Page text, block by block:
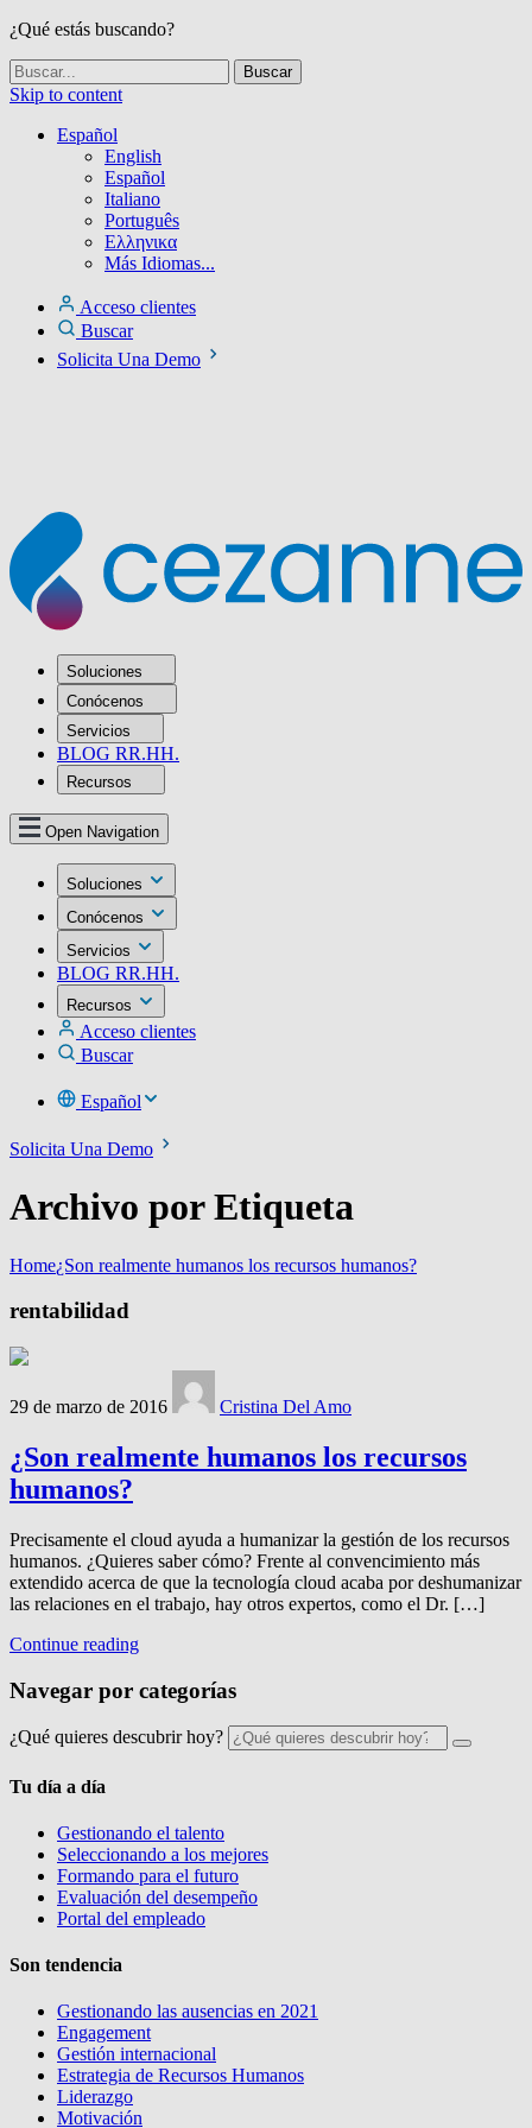
¿Qué estás buscando?
Skip to content
Español
English
Español
Italiano
Português
Ελληνικα
Más Idiomas...
Acceso clientes
Buscar
Solicita Una Demo
Soluciones
Conócenos
Servicios
BLOG RR.HH.
Recursos
Open Navigation
Soluciones
Conócenos
Servicios
BLOG RR.HH.
Recursos
Acceso clientes
Buscar
Español
Solicita Una Demo
Archivo por Etiqueta
Home¿Son realmente humanos los recursos humanos?
rentabilidad
29 de marzo de 2016 Cristina Del Amo
¿Son realmente humanos los recursos
humanos?
Precisamente el cloud ayuda a humanizar la gestión de los recursos
humanos. ¿Quieres saber cómo? Frente al convencimiento más
extendido acerca de que la tecnología cloud acaba por deshumanizar
las relaciones en el trabajo, hay otros expertos, como el Dr. […]
Continue reading
Navegar por categorías
¿Qué quieres descubrir hoy?
Tu día a día
Gestionando el talento
Seleccionando a los mejores
Formando para el futuro
Evaluación del desempeño
Portal del empleado
Son tendencia
Gestionando las ausencias en 2021
Engagement
Gestión internacional
Estrategia de Recursos Humanos
Liderazgo
Motivación